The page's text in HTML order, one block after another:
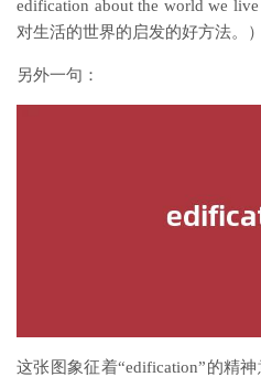
edification about the world we
对生活的世界的启发的好方法。）
另外一句：
这张图象征着“edification”的精